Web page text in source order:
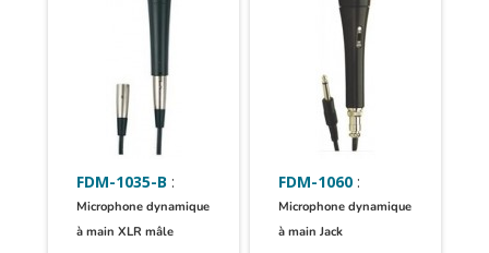
FDM-1035-B :
Microphone dynamique
à main XLR mâle
FDM-1060 :
Microphone dynamique
à main Jack